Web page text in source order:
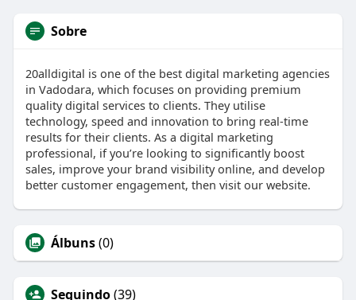
Sobre
20alldigital is one of the best digital marketing agencies
in Vadodara, which focuses on providing premium
quality digital services to clients. They utilise
technology, speed and innovation to bring real-time
results for their clients. As a digital marketing
professional, if you’re looking to significantly boost
sales, improve your brand visibility online, and develop
better customer engagement, then visit our website.
Álbuns(0)
Seguindo(39)